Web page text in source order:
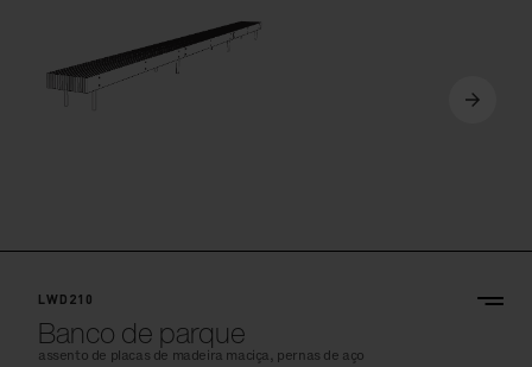
LWD210
Banco de parque
assento de placas de madeira maciça, pernas de aço